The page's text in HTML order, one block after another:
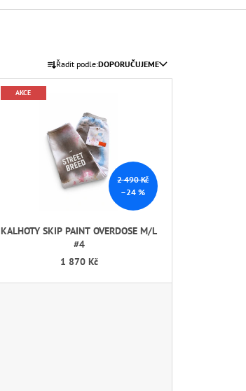
Ř
A
Z
N
D
U
Řadit podle:DOPORUČUJEME
2 490 Kč
–24 %
AKCE
KALHOTY SKIP PAINT OVERDOSE M/L
#4
1 870 Kč